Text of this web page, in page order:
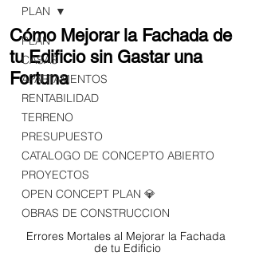
PLAN
CASAS
APARTAMENTOS
RENTABILIDAD
TERRENO
PRESUPUESTO
CATALOGO DE CONCEPTO ABIERTO
PROYECTOS
OPEN CONCEPT PLAN 💎
OBRAS DE CONSTRUCCION
PLAN
Cómo Mejorar la Fachada de
tu Edificio sin Gastar una
Fortuna
Errores Mortales al Mejorar la Fachada
de tu Edificio